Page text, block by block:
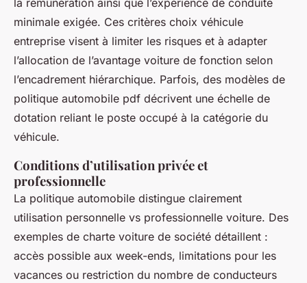
la rémunération ainsi que l’expérience de conduite
minimale exigée. Ces critères choix véhicule
entreprise visent à limiter les risques et à adapter
l’allocation de l’avantage voiture de fonction selon
l’encadrement hiérarchique. Parfois, des modèles de
politique automobile pdf décrivent une échelle de
dotation reliant le poste occupé à la catégorie du
véhicule.
Conditions d’utilisation privée et
professionnelle
La politique automobile distingue clairement
utilisation personnelle vs professionnelle voiture. Des
exemples de charte voiture de société détaillent :
accès possible aux week-ends, limitations pour les
vacances ou restriction du nombre de conducteurs